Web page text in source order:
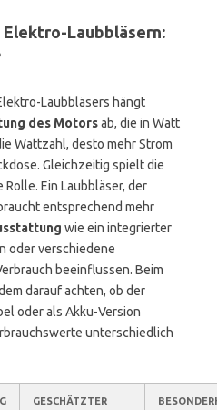
Laubbläsern:
Laubbläsers hängt
des Motorsab, die in Watt
Wattzahl, desto mehr Strom
Gleichzeitig spielt die
Rolle. Ein Laubbläser, der
entsprechend mehr
wie ein integrierter
oder verschiedene
beeinflussen. Beim
darauf achten, ob der
oder als Akku-Version
unterschiedlich
GESCHÄTZTER